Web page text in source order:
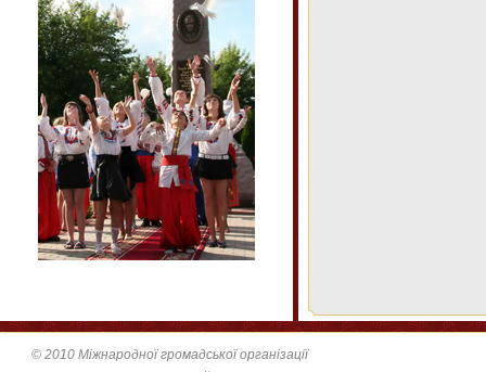
© 2010 Міжнародної громадської організації